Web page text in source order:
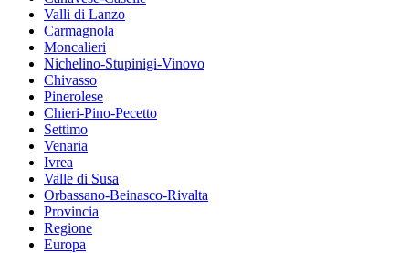
Valli di Lanzo
Carmagnola
Moncalieri
Nichelino-Stupinigi-Vinovo
Chivasso
Pinerolese
Chieri-Pino-Pecetto
Settimo
Venaria
Ivrea
Valle di Susa
Orbassano-Beinasco-Rivalta
Provincia
Regione
Europa